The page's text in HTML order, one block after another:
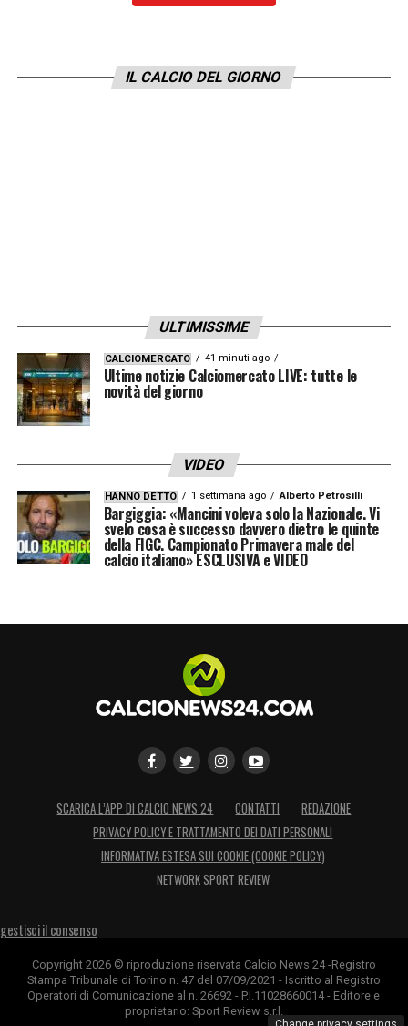
— Alessio Eremita (@aleeremos)
January 28, 2021
IL CALCIO DEL GIORNO
ULTIMISSIME
CALCIOMERCATO 41 minuti ago
Ultime notizie Calciomercato LIVE: tutte le
novità del giorno
VIDEO
HANNO DETTO 1 settimana ago Alberto Petrosilli
Bargiggia: «Mancini voleva solo la Nazionale. Vi
svelo cosa è successo davvero dietro le quinte
della FIGC. Campionato Primavera male del
calcio italiano» ESCLUSIVA e VIDEO
SCARICA L’APP DI CALCIO NEWS 24 CONTATTI
REDAZIONE
PRIVACY POLICY E TRATTAMENTO DEI DATI PERSONALI
INFORMATIVA ESTESA SUI COOKIE (COOKIE POLICY)
NETWORK SPORT REVIEW
gestisci il consenso
Copyright 2026 © riproduzione riservata Calcio News 24 -Registro
Stampa Tribunale di Torino n. 47 del 07/09/2021 - Iscritto al Registro
Operatori di Comunicazione al n. 26692 - P.I.11028660014 - Editore e
proprietario: Sport Review s.r.l.